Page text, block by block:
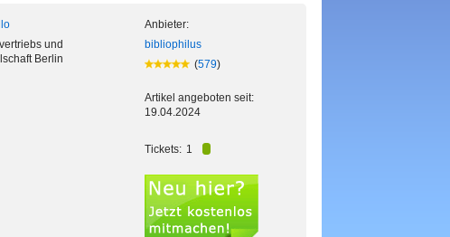
und
Berlin
Anbieter:
bibliophilus
(579)
Artikel angeboten seit:
19.04.2024
Tickets: 1